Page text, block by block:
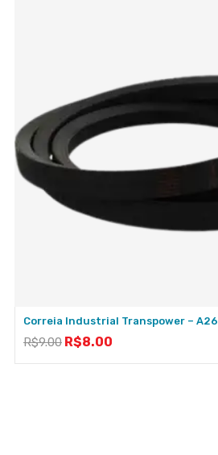
Correia Industrial Transpower – A26
R$9.00 R$8.00